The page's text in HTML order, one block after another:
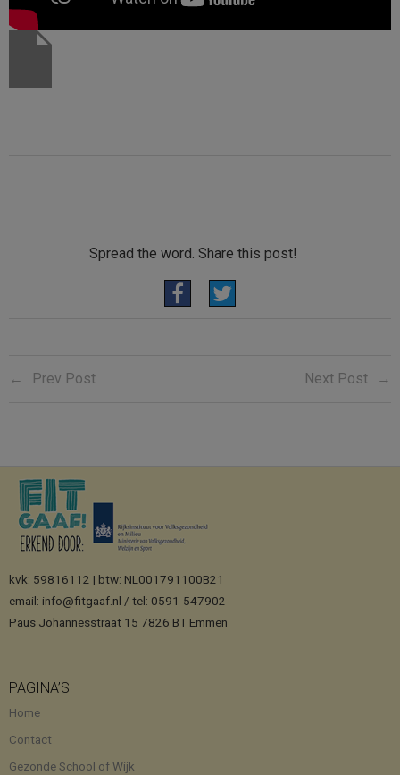
Spread the word. Share this post!
Prev Post Next Post
kvk: 59816112 | btw: NL001791100B21
email: info@fitgaaf.nl / tel: 0591-547902
Paus Johannesstraat 15 7826 BT Emmen
PAGINA’S
Home
Contact
Gezonde School of Wijk